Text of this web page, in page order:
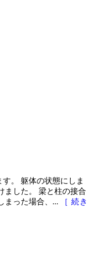
。 躯体の状態にしま
ました。 梁と柱の接合
まった場合、...
［ 続き